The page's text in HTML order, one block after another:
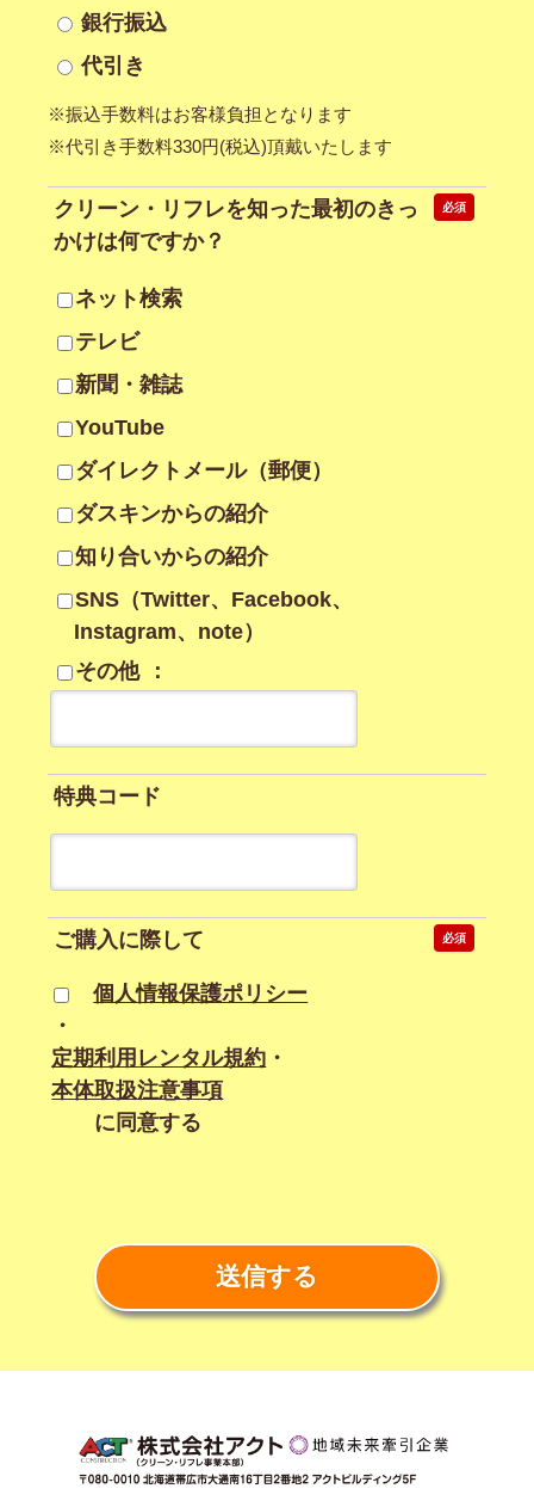
銀行振込
代引き
※振込手数料はお客様負担となります
※代引き手数料330円(税込)頂戴いたします
必須
クリーン・リフレを知った最初のきっ
かけは何ですか？
ネット検索
テレビ
新聞・雑誌
YouTube
ダイレクトメール（郵便）
ダスキンからの紹介
知り合いからの紹介
SNS（Twitter、Facebook、
Instagram、note）
その他
：
特典コード
必須
ご購入に際して
個人情報保護ポリシー
・
定期利用レンタル規約 ・
本体取扱注意事項
に同意する
送信する